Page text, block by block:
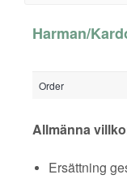
Harman/
Order
Allmänna
Ersättning